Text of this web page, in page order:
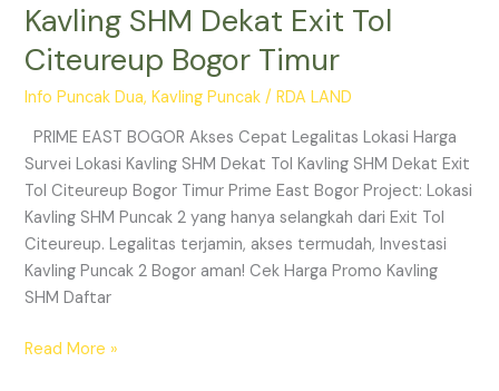
Kavling SHM Dekat Exit Tol
Citeureup Bogor Timur
Info Puncak Dua,Kavling Puncak /RDA LAND
PRIME EAST BOGOR Akses Cepat Legalitas Lokasi Harga
Survei Lokasi Kavling SHM Dekat Tol Kavling SHM Dekat Exit
Tol Citeureup Bogor Timur Prime East Bogor Project: Lokasi
Kavling SHM Puncak 2 yang hanya selangkah dari Exit Tol
Citeureup. Legalitas terjamin, akses termudah, Investasi
Kavling Puncak 2 Bogor aman! Cek Harga Promo Kavling
SHM Daftar
Read More »